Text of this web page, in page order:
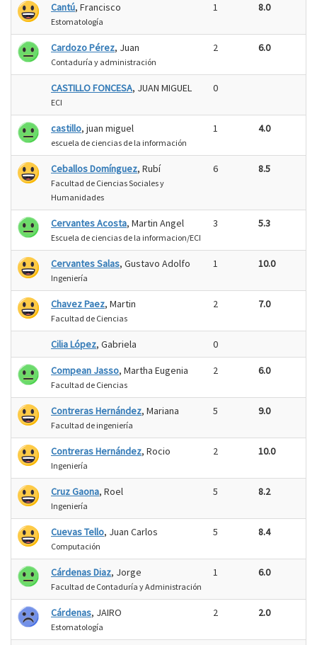
Cantú, Francisco
Estomatología
1 8.0
Cardozo Pérez, Juan
Contaduría y administración
2 6.0
CASTILLO FONCESA, JUAN MIGUEL
ECI
0
castillo, juan miguel
escuela de ciencias de la información
1 4.0
Ceballos Domínguez, Rubí
Facultad de Ciencias Sociales y
Humanidades
6 8.5
Cervantes Acosta, Martin Angel
Escuela de ciencias de la informacion/ECI
3 5.3
Cervantes Salas, Gustavo Adolfo
Ingeniería
1 10.0
Chavez Paez, Martin
Facultad de Ciencias
2 7.0
Cilia López, Gabriela 0
Compean Jasso, Martha Eugenia
Facultad de Ciencias
2 6.0
Contreras Hernández, Mariana
Facultad de ingeniería
5 9.0
Contreras Hernández, Rocio
Ingeniería
2 10.0
Cruz Gaona, Roel
Ingeniería
5 8.2
Cuevas Tello, Juan Carlos
Computación
5 8.4
Cárdenas Diaz, Jorge
Facultad de Contaduría y Administración
1 6.0
Cárdenas, JAIRO
Estomatología
2 2.0